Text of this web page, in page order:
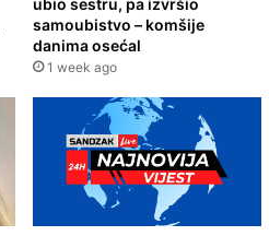
samoubistvo – komšije
danima osećal
1 week ago